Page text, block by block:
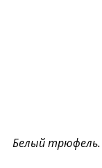
Белый трюфель.